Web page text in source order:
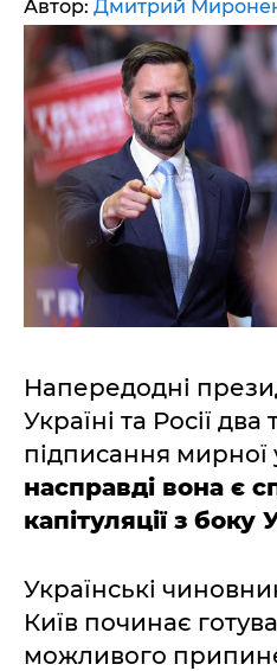
Автор: Дмитрий
Напередодні
Україні та Росії два
підписання мирної
насправді вона є
капітуляції з боку
Українські
Київ починає
можливого